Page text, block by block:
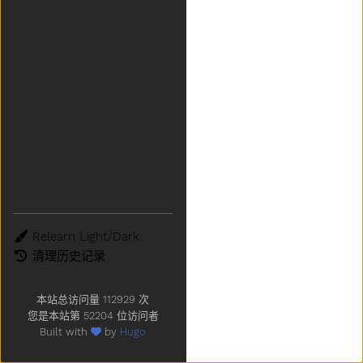
主题
清理历史记录
本站总访问量 112929 次
您是本站第 52204 位访问者
Built with
by Hugo